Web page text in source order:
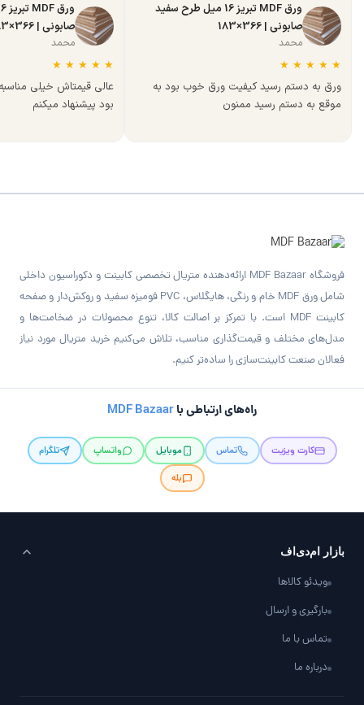
ورق MDF تبریز 16 میل طرح سفید
صابونی | 366×183
محمد
★
★
★
★
★
ورق به دستم رسید کیفیت ورق خوب بود به
موقع به دستم رسید ممنون
صابونی | 366×183
محمد
★
★
★
★
★
عالی قیمتاش خیلی
بود پیشنهاد میکنم
فروشگاه MDF Bazaar ارائه‌دهنده متریال تخصصی کابینت و دکوراسیون داخلی
شامل ورق MDF خام و رنگی، هایگلاس، PVC فومیزه سفید و روکش‌دار و صفحه
کابینت MDF است. با تمرکز بر اصالت کالا، تنوع محصولات در ضخامت‌ها و
مدل‌های مختلف و قیمت‌گذاری مناسب، تلاش می‌کنیم خرید متریال مورد نیاز
فعالان صنعت کابینت‌سازی را ساده‌تر کنیم.
راه‌های ارتباطی باMDF Bazaar
کارت ویزیت تماس موبایل واتساپ
تلگرام
بله
بازار ام‌دی‌اف
ویدئو کالاها
بارگیری و ارسال
تماس با ما
درباره ما